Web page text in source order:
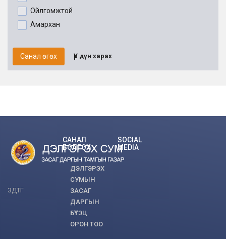
Ойлгомжтой
Амархан
Санал өгөх Үр дүн харах
ЗДТГ
САНАЛ
БОЛГОХ
ДЭЛГЭРЭХ
СУМЫН
ЗАСАГ
ДАРГЫН
БҮТЭЦ
ОРОН ТОО
SOCIAL
MEDIA